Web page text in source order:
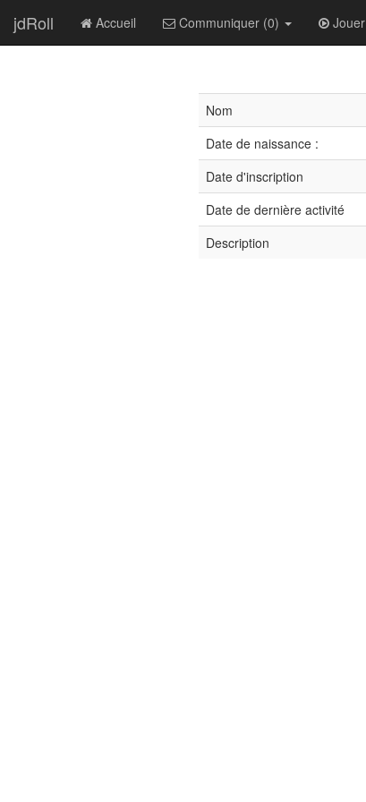
jdRoll Accueil Communiquer (0) Jouer
Nom
Date de naissance :
Date d'inscription
Date de dernière activité
Description